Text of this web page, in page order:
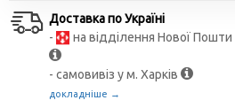
Доставка по Україні
-
на відділення Нової
- самовивіз у м. Харків
докладніше →